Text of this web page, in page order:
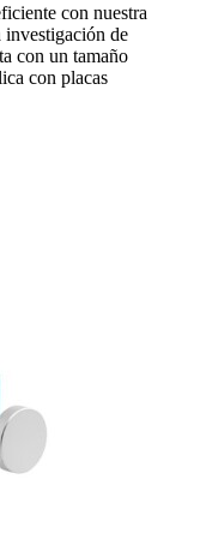
con nuestra
investigación de
con un tamaño
con placas